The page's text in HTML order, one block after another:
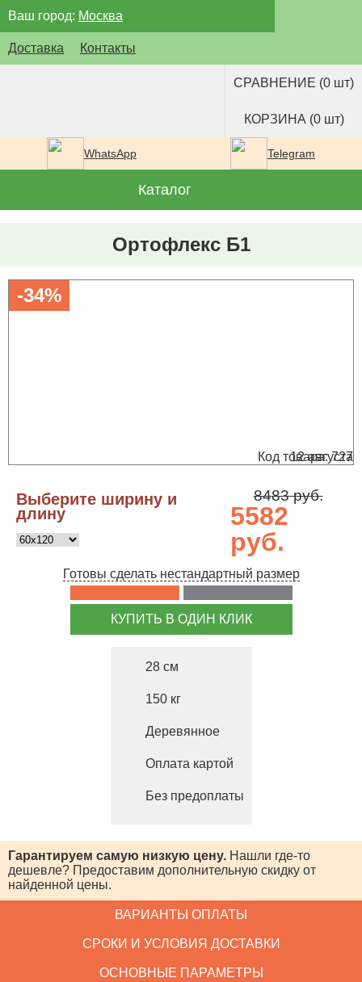
Ваш город: Москва
Доставка Контакты
СРАВНЕНИЕ (0 шт)
КОРЗИНА (0 шт)
WhatsApp Telegram
Каталог
Ортофлекс Б1
-34%
Код товара: 727
12 августа
Выберите ширину и
длину
8483 руб.
5582
руб.
Готовы сделать нестандартный размер
КУПИТЬ В ОДИН КЛИК
28
150
Деревянное
Оплата картой
Без предоплаты
Гарантируем самую низкую цену. Нашли где-то
дешевле? Предоставим дополнительную скидку от
найденной цены.
ВАРИАНТЫ ОПЛАТЫ
СРОКИ И УСЛОВИЯ ДОСТАВКИ
ОСНОВНЫЕ ПАРАМЕТРЫ